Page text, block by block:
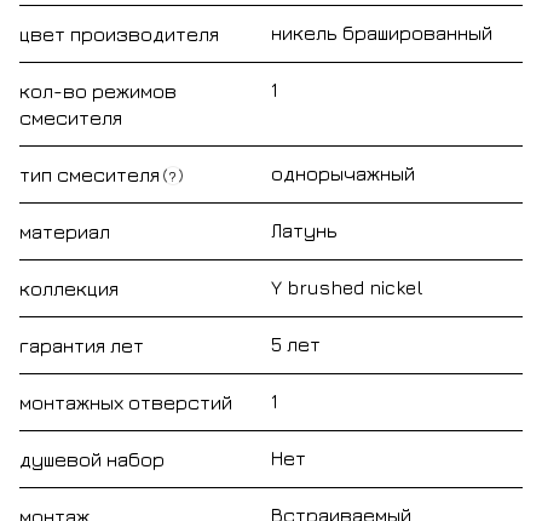
цвет производителя никель брашированный
кол-во режимов
смесителя
1
тип смесителя ? однорычажный
материал Латунь
коллекция Y brushed nickel
гарантия лет 5 лет
монтажных отверстий 1
душевой набор Нет
монтаж Встраиваемый